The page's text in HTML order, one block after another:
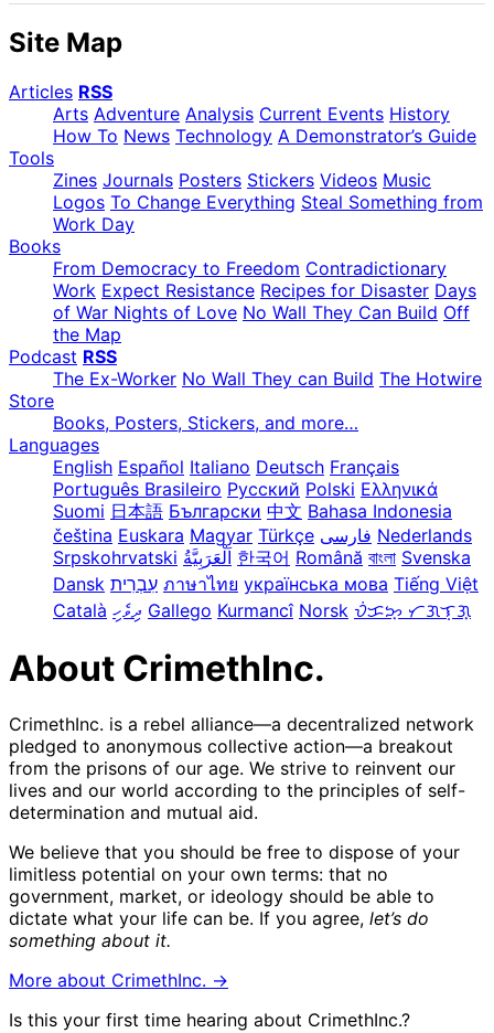
Site Map
Articles RSS
Arts Adventure Analysis Current Events History
How To News Technology A Demonstrator’s Guide
Tools
Zines Journals Posters Stickers Videos Music
Logos To Change Everything Steal Something from
Work Day
Books
From Democracy to Freedom Contradictionary
Work Expect Resistance Recipes for Disaster Days
of War Nights of Love No Wall They Can Build Off
the Map
Podcast RSS
The Ex-Worker No Wall They can Build The Hotwire
Store
Books, Posters, Stickers, and more…
Languages
English Español Italiano Deutsch Français
Português Brasileiro Русский Polski Ελληνικά
Suomi 日本語 Български 中文 Bahasa Indonesia
čeština Euskara Magyar Türkçe فارسی Nederlands
Srpskohrvatski
한국어 Română বাংলা Svenska
Dansk עִבְרִית ภาษาไทย українська мова Tiếng Việt
Català ދިވެހި Gallego Kurmancî Norsk ᜏᜒᜃᜅ᜔ ᜆᜄᜎᜓᜄ᜔
About CrimethInc.
CrimethInc. is a rebel alliance—a decentralized network
pledged to anonymous collective action—a breakout
from the prisons of our age. We strive to reinvent our
lives and our world according to the principles of self-
determination and mutual aid.
We believe that you should be free to dispose of your
limitless potential on your own terms: that no
government, market, or ideology should be able to
dictate what your life can be. If you agree, let’s do
something about it.
More about CrimethInc. →
Is this your first time hearing about CrimethInc.?